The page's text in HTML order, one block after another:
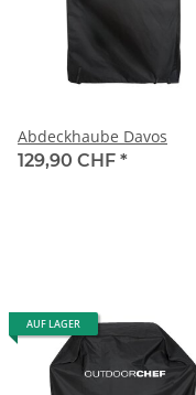
Abdeckhaube Davos
129,90 CHF *
AUF LAGER